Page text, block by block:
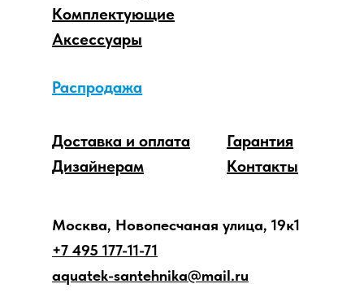
Аксессуары
Распродажа
Комплектующие
Дизайнерам
Доставка и оплата
Гарантия
Контакты
Москва, Новопесчаная улица, 19к1
+7 495 177-11-71
aquatek-santehnika@mail.ru